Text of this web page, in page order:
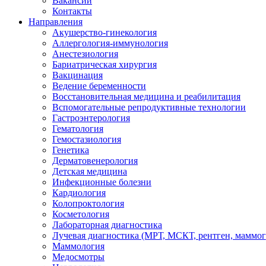
Контакты
Направления
Акушерство-гинекология
Аллергология-иммунология
Анестезиология
Бариатрическая хирургия
Вакцинация
Ведение беременности
Восстановительная медицина и реабилитация
Вспомогательные репродуктивные технологии
Гастроэнтерология
Гематология
Гемостазиология
Генетика
Дерматовенерология
Детская медицина
Инфекционные болезни
Кардиология
Колопроктология
Косметология
Лабораторная диагностика
Лучевая диагностика (МРТ, МСКТ, рентген,
Маммология
Медосмотры